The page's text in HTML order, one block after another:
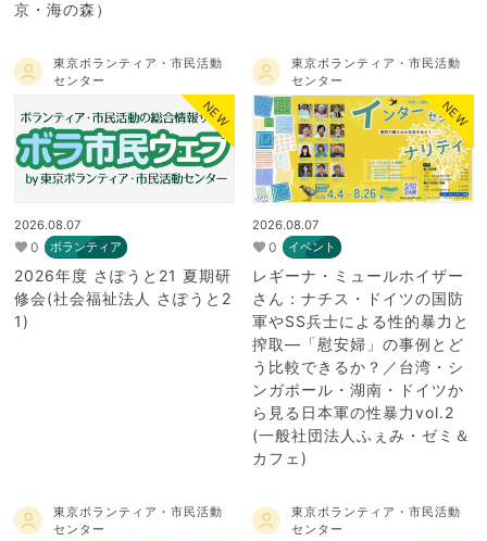
京・海の森）
東京ボランティア・市民活動
センター
NEW
2026.08.07
0 ボランティア
2026年度 さぽうと21 夏期研
修会(社会福祉法人 さぽうと2
1)
東京ボランティア・市民活動
センター
NEW
2026.08.07
0 イベント
レギーナ・ミュールホイザー
さん：ナチス・ドイツの国防
軍やSS兵士による性的暴力と
搾取―「慰安婦」の事例とど
う比較できるか？／台湾・シ
ンガポール・湖南・ドイツか
ら見る日本軍の性暴力vol.2
(一般社団法人ふぇみ・ゼミ＆
カフェ)
東京ボランティア・市民活動
センター
東京ボランティア・市民活動
センター